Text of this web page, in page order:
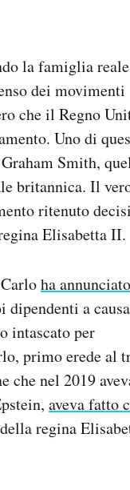
la famiglia reale
dei movimenti
che il Regno
. Uno di
Smith,
britannica. Il
ritenuto
Elisabetta II.
ha annunciato
dipendenti a causa
intascato per
primo erede al
che nel 2019
aveva fatto
regina